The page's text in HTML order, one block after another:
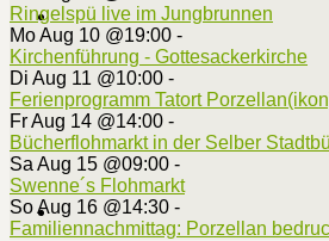
Ringelspü live im Jungbrunnen
Mo Aug 10 @19:00 -
Kirchenführung - Gottesackerkirche
Di Aug 11 @10:00 -
Ferienprogramm Tatort
Fr Aug 14 @14:00 -
Bücherflohmarkt in der Selber
Sa Aug 15 @09:00 -
Swenne´s Flohmarkt
So Aug 16 @14:30 -
Familiennachmittag: Porzellan